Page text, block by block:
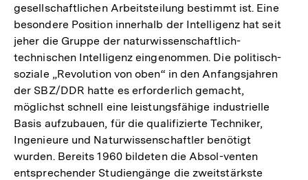
gesellschaftlichen Arbeitsteilung bestimmt ist. Eine
besondere Position innerhalb der Intelligenz hat seit
jeher die Gruppe der naturwissenschaftlich-
technischen Intelligenz eingenommen. Die politisch-
soziale „Revolution von oben“ in den Anfangsjahren
der SBZ/DDR hatte es erforderlich gemacht,
möglichst schnell eine leistungsfähige industrielle
Basis aufzubauen, für die qualifizierte Techniker,
Ingenieure und Naturwissenschaftler benötigt
wurden. Bereits 1960 bildeten die Absol-venten
entsprechender Studiengänge die zweitstärkste